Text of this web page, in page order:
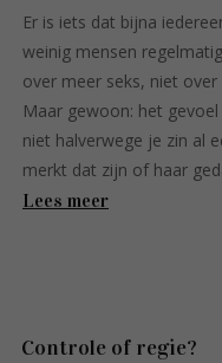
Er is iets dat bijna
weinig mensen
over meer seks, niet
Maar gewoon: het
niet halverwege je zin al
merkt dat zijn of haar
Lees meer
Controle of regie?